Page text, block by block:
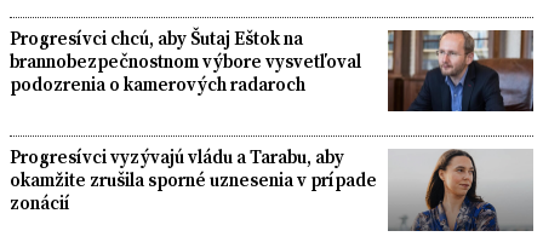
Progresívci chcú, aby Šutaj Eštok na
brannobezpečnostnom výbore vysvetľoval
podozrenia o kamerových radaroch
Progresívci vyzývajú vládu a Tarabu, aby
okamžite zrušila sporné uznesenia v prípade
zonácií